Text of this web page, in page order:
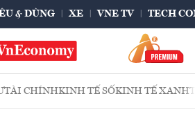
& DÙNG XE VNE TV TECH
TÀI CHÍNHKINH TẾ SỐKINH TẾ XANH